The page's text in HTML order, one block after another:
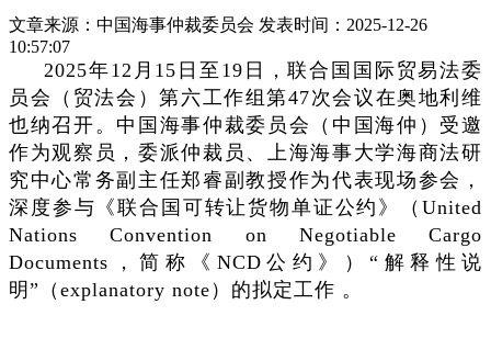
文章来源：中国海事仲裁委员会 发表时间：2025-12-26
10:57:07
2025年12月15日至19日，联合国国际贸易法委
员会（贸法会）第六工作组第47次会议在奥地利维
也纳召开。中国海事仲裁委员会（中国海仲）受邀
作为观察员，委派仲裁员、上海海事大学海商法研
究中心常务副主任郑睿副教授作为代表现场参会，
深度参与《联合国可转让货物单证公约》（United
Nations Convention on Negotiable Cargo
Documents，简称《NCD公约》）“解释性说
明”（explanatory note）的拟定工作 。